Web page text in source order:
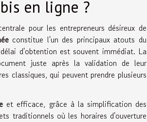
en ligne ?
pour les entrepreneurs désireux de
constitue l'un des principaux atouts du
d'obtention est souvent immédiat. La
juste après la validation de leur
classiques, qui peuvent prendre plusieurs
et efficace, grâce à la simplification des
traditionnels où les horaires d'ouverture